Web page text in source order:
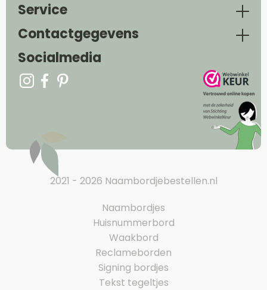
Service
Contactgegevens
Socialmedia
2021 - 2026 Naambordjebestellen.nl
Naambordjes
Huisnummerbord
Waakbord
Reclameborden
Signing bordjes
Tekst tegeltjes